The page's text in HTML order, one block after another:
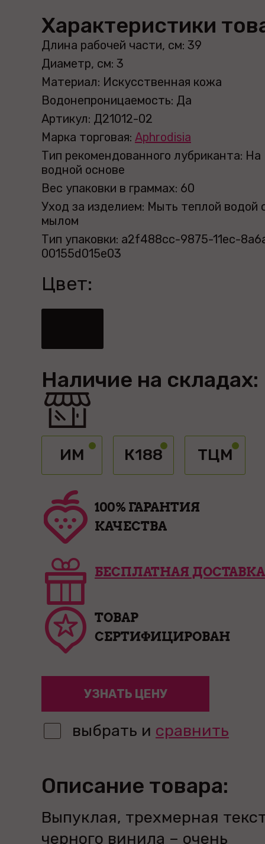
Характеристики
Длина рабочей части, см: 39
Диаметр, см: 3
Материал: Искусственная кожа
Водонепроницаемость: Да
Артикул: Д21012-02
Марка торговая: Aphrodisia
Тип рекомендованного лубриканта: На
водной основе
Вес упаковки в граммах: 60
Уход за изделием: Мыть теплой водой
мылом
Тип упаковки: a2f488cc-9875-11ec-
00155d015e03
Цвет:
Наличие на складах:
ИМ К188 ТЦМ
100% ГАРАНТИЯ
КАЧЕСТВА
БЕСПЛАТНАЯ ДОСТАВКА
ТОВАР
СЕРТИФИЦИРОВАН
УЗНАТЬ ЦЕНУ
выбрать и сравнить
Описание товара:
Выпуклая, трехмерная
черного винила – очень